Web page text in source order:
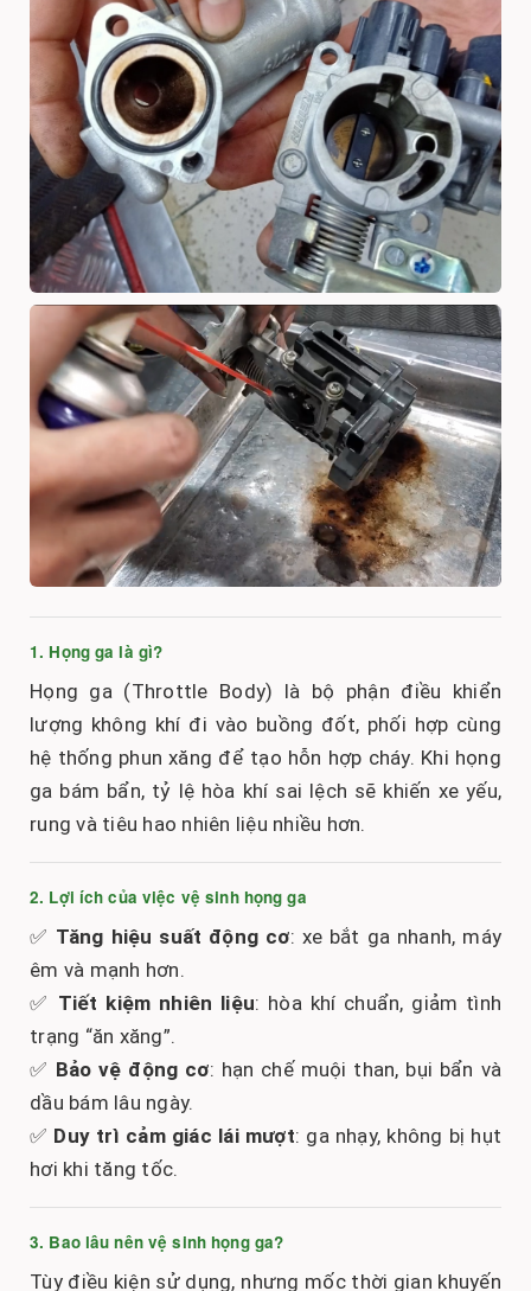
1. Họng ga là gì?
Họng ga (Throttle Body) là bộ phận điều khiển
lượng không khí đi vào buồng đốt, phối hợp cùng
hệ thống phun xăng để tạo hỗn hợp cháy. Khi họng
ga bám bẩn, tỷ lệ hòa khí sai lệch sẽ khiến xe yếu,
rung và tiêu hao nhiên liệu nhiều hơn.
2. Lợi ích của việc vệ sinh họng ga
✅ Tăng hiệu suất động cơ: xe bắt ga nhanh, máy
êm và mạnh hơn.
✅ Tiết kiệm nhiên liệu: hòa khí chuẩn, giảm tình
trạng “ăn xăng”.
✅ Bảo vệ động cơ: hạn chế muội than, bụi bẩn và
dầu bám lâu ngày.
✅ Duy trì cảm giác lái mượt: ga nhạy, không bị hụt
hơi khi tăng tốc.
3. Bao lâu nên vệ sinh họng ga?
Tùy điều kiện sử dụng, nhưng mốc thời gian khuyến